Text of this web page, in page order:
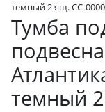
темный 2 ящ. СС-
Тумба
темный